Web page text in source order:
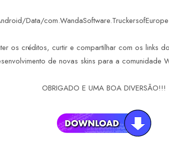
Data/
os créditos, curtir e compartilhar com os links
de novas skins para a comunidade
OBRIGADO E UMA BOA DIVERSÃO!!!